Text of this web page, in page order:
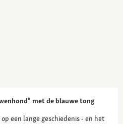
met de blauwe tong
een lange geschiedenis - en het